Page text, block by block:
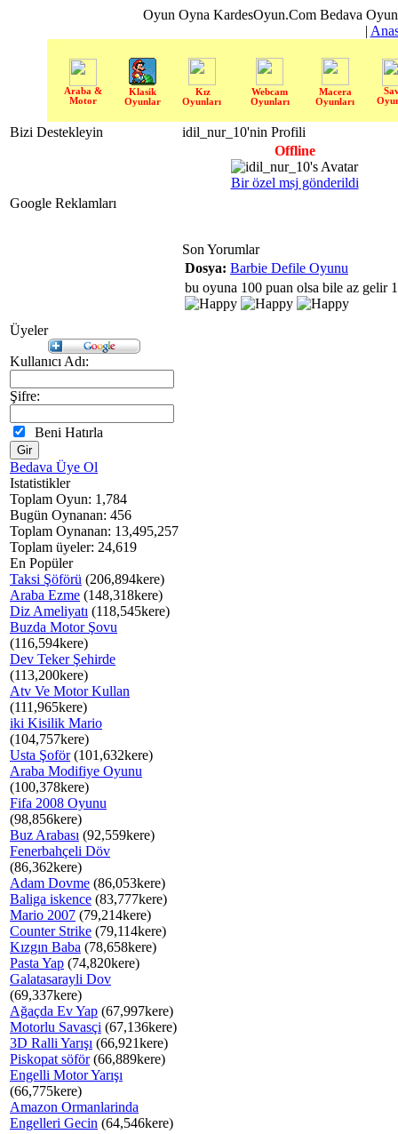
Oyun Oyna KardesOyun.Com Bedava
|
Araba &
Motor
Klasik
Oyunlar
Kız
Oyunları
Webcam
Oyunları
Macera
Oyunları
Bizi Destekleyin
Google Reklamları
Üyeler
Kullanıcı Adı:
Şifre:
Beni Hatırla
Bedava Üye Ol
Istatistikler
Toplam Oyun: 1,784
Bugün Oynanan: 456
Toplam Oynanan: 13,495,257
Toplam üyeler: 24,619
En Popüler
Taksi Şöförü (206,894kere)
Araba Ezme (148,318kere)
Diz Ameliyatı (118,545kere)
Buzda Motor Şovu
(116,594kere)
Dev Teker Şehirde
(113,200kere)
Atv Ve Motor Kullan
(111,965kere)
iki Kisilik Mario
(104,757kere)
Usta Şoför(101,632kere)
Araba Modifiye Oyunu
(100,378kere)
Fifa 2008 Oyunu
(98,856kere)
Buz Arabası (92,559kere)
Fenerbahçeli Döv
(86,362kere)
Adam Dovme (86,053kere)
Baliga iskence (83,777kere)
Mario 2007 (79,214kere)
Counter Strike (79,114kere)
Kızgın Baba (78,658kere)
Pasta Yap (74,820kere)
Galatasarayli Dov
(69,337kere)
Ağaçda Ev Yap (67,997kere)
Motorlu Savasçi (67,136kere)
3D Ralli Yarışı (66,921kere)
Piskopat söför(66,889kere)
Engelli Motor Yarışı
(66,775kere)
Amazon Ormanlarinda
Engelleri Gecin (64,546kere)
idil_nur_10'nin Profili
Offline
Bir özel msj gönderildi
Son Yorumlar
Dosya: Barbie Defile Oyunu
bu oyuna 100 puan olsa bile az gelir